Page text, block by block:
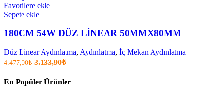
Favorilere ekle
Sepete ekle
180CM 54W DÜZ LİNEAR 50MMX80MM
Düz Linear Aydınlatma, Aydınlatma, İç Mekan Aydınlatma
4.477,00₺ Orijinal
4.477,00₺.
3.133,90₺Şu
En Popüler Ürünler